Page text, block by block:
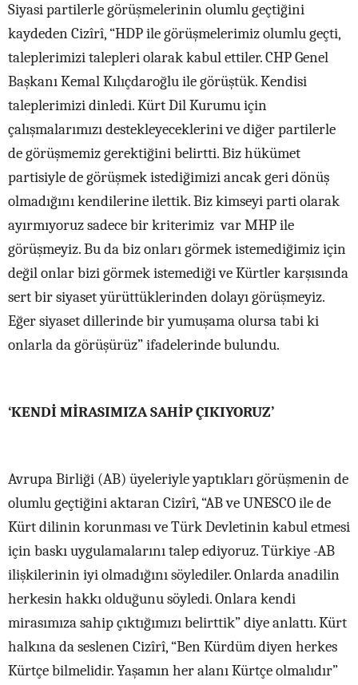
Siyasi partilerle görüşmelerinin olumlu geçtiğini
kaydeden Cizîrî, “HDP ile görüşmelerimiz olumlu geçti,
taleplerimizi talepleri olarak kabul ettiler. CHP Genel
Başkanı Kemal Kılıçdaroğlu ile görüştük. Kendisi
taleplerimizi dinledi. Kürt Dil Kurumu için
çalışmalarımızı destekleyeceklerini ve diğer partilerle
de görüşmemiz gerektiğini belirtti. Biz hükümet
partisiyle de görüşmek istediğimizi ancak geri dönüş
olmadığını kendilerine ilettik. Biz kimseyi parti olarak
ayırmıyoruz sadece bir kriterimiz var MHP ile
görüşmeyiz. Bu da biz onları görmek istemediğimiz için
değil onlar bizi görmek istemediği ve Kürtler karşısında
sert bir siyaset yürüttüklerinden dolayı görüşmeyiz.
Eğer siyaset dillerinde bir yumuşama olursa tabi ki
onlarla da görüşürüz” ifadelerinde bulundu.
‘KENDİ MİRASIMIZA SAHİP ÇIKIYORUZ’
Avrupa Birliği (AB) üyeleriyle yaptıkları görüşmenin de
olumlu geçtiğini aktaran Cizîrî, “AB ve UNESCO ile de
Kürt dilinin korunması ve Türk Devletinin kabul etmesi
için baskı uygulamalarını talep ediyoruz. Türkiye -AB
ilişkilerinin iyi olmadığını söylediler. Onlarda anadilin
herkesin hakkı olduğunu söyledi. Onlara kendi
mirasımıza sahip çıktığımızı belirttik” diye anlattı. Kürt
halkına da seslenen Cizîrî, “Ben Kürdüm diyen herkes
Kürtçe bilmelidir. Yaşamın her alanı Kürtçe olmalıdır”